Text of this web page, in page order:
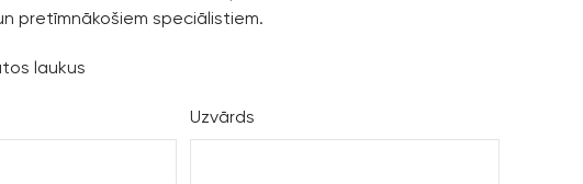
pretīmnākošiem speciālistiem.
laukus
Uzvārds